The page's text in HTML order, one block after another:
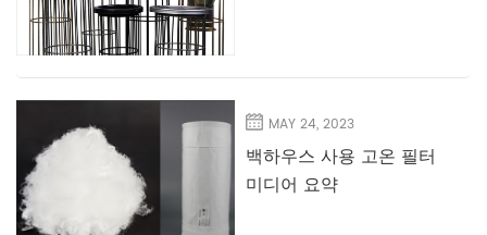
MAY 24, 2023
백하우스 사용 고온 필터
미디어 요약